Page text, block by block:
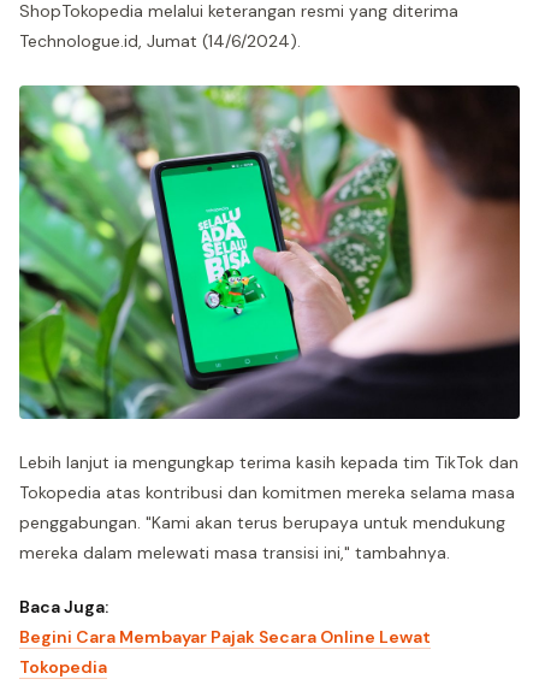
ShopTokopedia melalui keterangan resmi yang diterima
Technologue.id, Jumat (14/6/2024).
Lebih lanjut ia mengungkap terima kasih kepada tim TikTok dan
Tokopedia atas kontribusi dan komitmen mereka selama masa
penggabungan. "Kami akan terus berupaya untuk mendukung
mereka dalam melewati masa transisi ini," tambahnya.
Baca Juga:
Begini Cara Membayar Pajak Secara Online Lewat
Tokopedia